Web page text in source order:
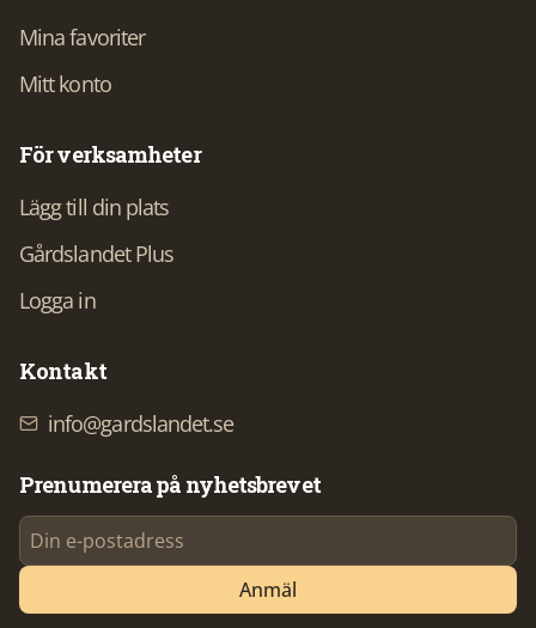
Mina favoriter
Mitt konto
För verksamheter
Lägg till din plats
Gårdslandet Plus
Logga in
Kontakt
info@gardslandet.se
Prenumerera på nyhetsbrevet
Anmäl